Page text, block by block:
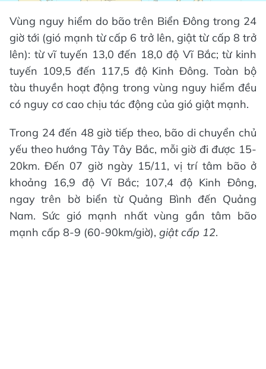
Vùng nguy hiểm do bão trên Biển Đông trong 24
giờ tới (gió mạnh từ cấp 6 trở lên, giật từ cấp 8 trở
lên): từ vĩ tuyến 13,0 đến 18,0 độ Vĩ Bắc; từ kinh
tuyến 109,5 đến 117,5 độ Kinh Đông. Toàn bộ
tàu thuyền hoạt động trong vùng nguy hiểm đều
có nguy cơ cao chịu tác động của gió giật mạnh.
Trong 24 đến 48 giờ tiếp theo, bão di chuyển chủ
yếu theo hướng Tây Tây Bắc, mỗi giờ đi được 15-
20km. Đến 07 giờ ngày 15/11, vị trí tâm bão ở
khoảng 16,9 độ Vĩ Bắc; 107,4 độ Kinh Đông,
ngay trên bờ biển từ Quảng Bình đến Quảng
Nam. Sức gió mạnh nhất vùng gần tâm bão
mạnh cấp 8-9 (60-90km/giờ), giật cấp 12.